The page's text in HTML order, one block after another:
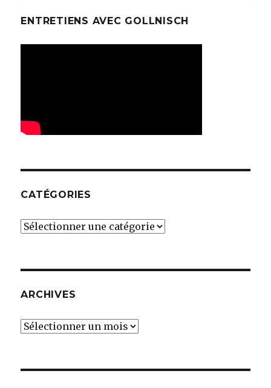
ENTRETIENS AVEC GOLLNISCH
CATÉGORIES
Catégories
ARCHIVES
Archives